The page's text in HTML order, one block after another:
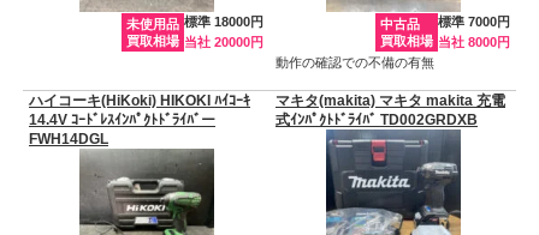
未使用品
買取相場
標準 18000円
当社 20000円
中古品
買取相場
標準 7000円
当社 8000円
動作の確認での不備の有無
ハイコーキ(HiKoki) HIKOKI ﾊｲｺｰｷ
14.4V ｺｰﾄﾞﾚｽｲﾝﾊﾟｸﾄﾄﾞﾗｲﾊﾞー
FWH14DGL
マキタ(makita) マキタ makita 充電
式ｲﾝﾊﾟｸﾄﾄﾞﾗｲﾊﾞ TD002GRDXB